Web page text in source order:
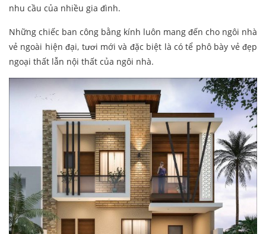
nhu cầu của nhiều gia đình.
Những chiếc ban công bằng kính luôn mang đến cho ngôi nhà
vẻ ngoài hiện đại, tươi mới và đặc biệt là có tể phô bày vẻ đẹp
ngoại thất lẫn nội thất của ngôi nhà.